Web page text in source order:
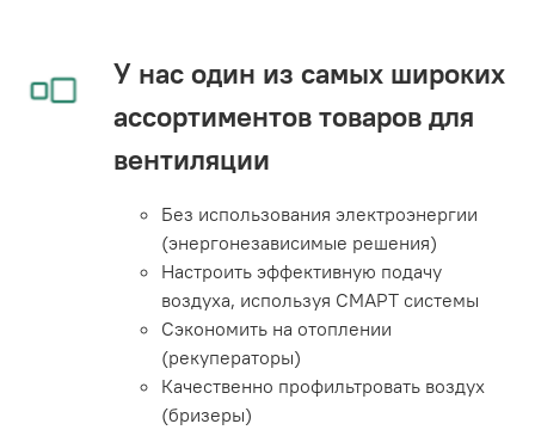
У нас один из самых широких
ассортиментов товаров для
вентиляции
Без использования электроэнергии
(энергонезависимые решения)
Настроить эффективную подачу
воздуха, используя СМАРТ системы
Сэкономить на отоплении
(рекуператоры)
Качественно профильтровать воздух
(бризеры)